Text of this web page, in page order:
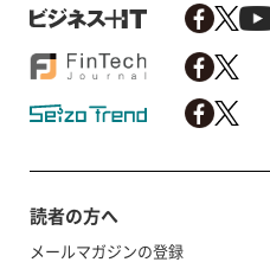
読者の方へ
メールマガジンの登録